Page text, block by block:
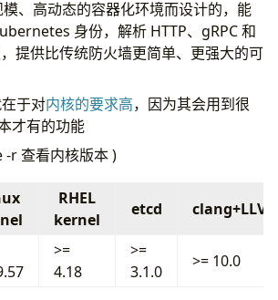
、高动态的容器化环境而设计的，能
身份，解析 HTTP、gRPC 和
提供比传统防火墙更简单、更强大的可
于对内核的要求高，因为其会用到很
才有的功能
r 查看内核版本 )
RHEL
kernel
etcd
>=
4.18
>=
3.1.0
>= 10.0